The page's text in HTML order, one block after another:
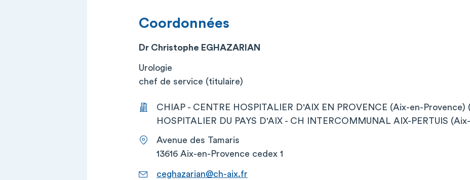
Coordonnées
Dr Christophe EGHAZARIAN
Urologie
chef de service (titulaire)
CHIAP - CENTRE HOSPITALIER D'AIX EN PROVENCE (Aix-en-Provence)
HOSPITALIER DU PAYS D'AIX - CH INTERCOMMUNAL AIX-PERTUIS
Avenue des Tamaris
13616 Aix-en-Provence cedex 1
ceghazarian@ch-aix.fr